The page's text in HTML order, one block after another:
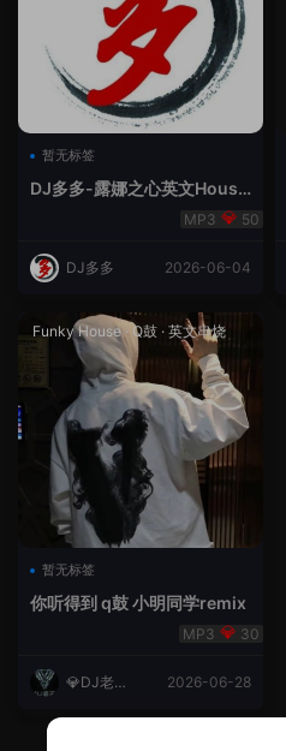
暂无标签
DJ多多-露娜之心英文House
50
DJ多多 2026-06-04
Funky House· Q鼓 · 英文串烧
暂无标签
你听得到 q鼓 小明同学remix
30
💎DJ老王
2026-06-28